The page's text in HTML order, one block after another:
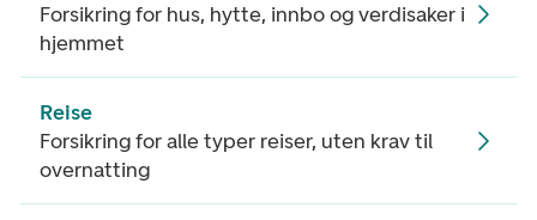
Forsikring for hus, hytte, innbo og verdisaker i
hjemmet
Reise
Forsikring for alle typer reiser, uten krav til
overnatting